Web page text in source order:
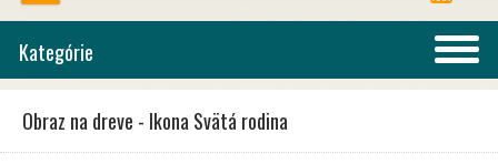
Kategórie
Obraz na dreve - Ikona Svätá rodina